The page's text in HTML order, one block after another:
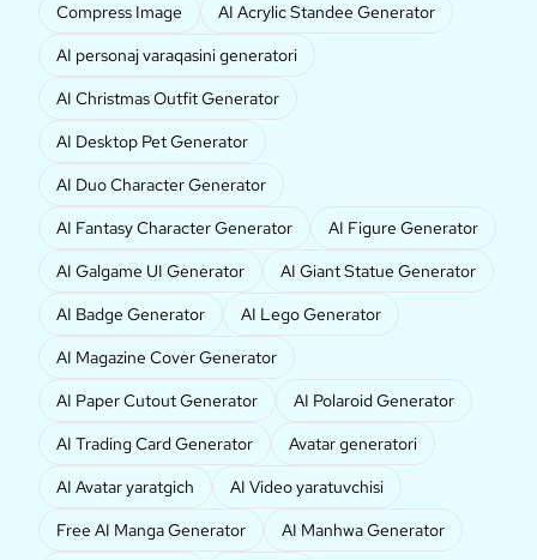
Compress Image
AI Acrylic Standee Generator
AI personaj varaqasini generatori
AI Christmas Outfit Generator
AI Desktop Pet Generator
AI Duo Character Generator
AI Fantasy Character Generator
AI Figure Generator
AI Galgame UI Generator
AI Giant Statue Generator
AI Badge Generator
AI Lego Generator
AI Magazine Cover Generator
AI Paper Cutout Generator
AI Polaroid Generator
AI Trading Card Generator
Avatar generatori
AI Avatar yaratgich
AI Video yaratuvchisi
Free AI Manga Generator
AI Manhwa Generator